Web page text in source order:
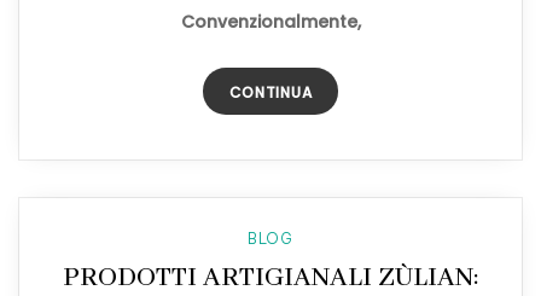
Convenzionalmente,
CONTINUA
BLOG
PRODOTTI ARTIGIANALI ZÙLIAN: